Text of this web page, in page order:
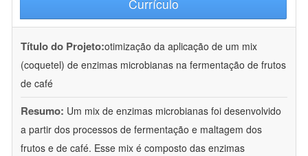
Currículo
Título do Projeto:otimização da aplicação de um mix
(coquetel) de enzimas microbianas na fermentação de frutos
de café
Resumo: Um mix de enzimas microbianas foi desenvolvido
a partir dos processos de fermentação e maltagem dos
frutos e de café. Esse mix é composto das enzimas